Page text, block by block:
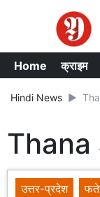
Home क्राइम
Hindi News
Thana
उत्तर-प्रदेश